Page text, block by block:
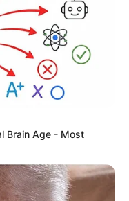
Brain Age - Most